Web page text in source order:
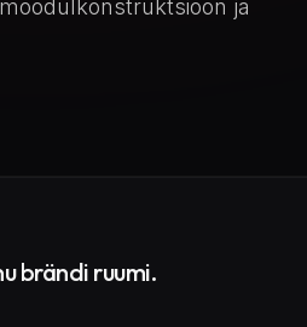
ja
brändi ruumi.